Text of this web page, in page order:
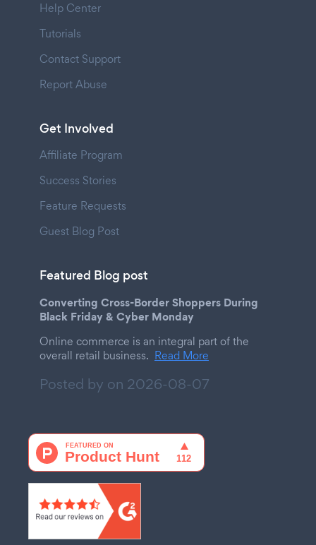
Help Center
Tutorials
Contact Support
Report Abuse
Get Involved
Affiliate Program
Success Stories
Feature Requests
Guest Blog Post
Featured Blog post
Converting Cross-Border Shoppers During
Black Friday & Cyber Monday
Online commerce is an integral part of the
overall retail business. Read More
Posted by on 2026-08-07